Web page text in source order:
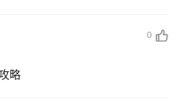
0
略